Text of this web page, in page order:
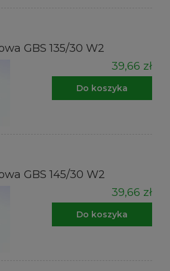
GBS 135/30 W2
39,66 zł
Do koszyka
GBS 145/30 W2
39,66 zł
Do koszyka